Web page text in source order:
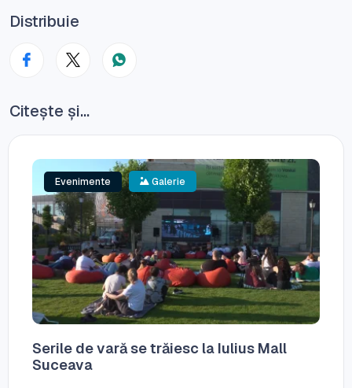
Distribuie
Citește și...
Evenimente Galerie
Serile de vară se trăiesc la Iulius Mall
Suceava